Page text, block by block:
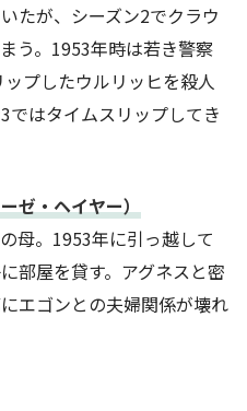
たが、シーズン2でクラウ
う。1953年時は若き警察
プしたウルリッヒを殺人
ではタイムスリップしてき
ゼ・ヘイヤー）
母。1953年に引っ越して
部屋を貸す。アグネスと密
エゴンとの夫婦関係が壊れ